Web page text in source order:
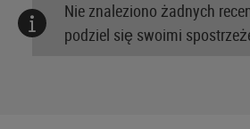
Nie znaleziono żadnych
podziel się swoimi